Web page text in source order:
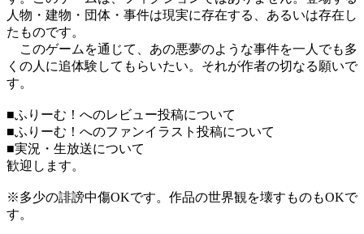
人物・建物・団体・事件は現実に存在する、あるいは存在し
たものです。
このゲームを通じて、あの悪夢のような事件を一人でも多
くの人に追体験してもらいたい。それが作者の切なる願いで
す。
■ふりーむ！へのレビュー投稿について
■ふりーむ！へのファンイラスト投稿について
■実況・生放送について
歓迎します。
※多少の誹謗中傷OKです。作品の世界観を壊すものもOKで
す。